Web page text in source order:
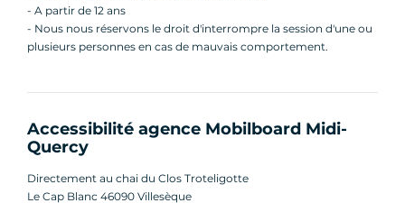
- A partir de 12 ans
- Nous nous réservons le droit d'interrompre la session d'une ou
plusieurs personnes en cas de mauvais comportement.
Accessibilité agence Mobilboard Midi-
Quercy
Directement au chai du Clos Troteligotte
Le Cap Blanc 46090 Villesèque